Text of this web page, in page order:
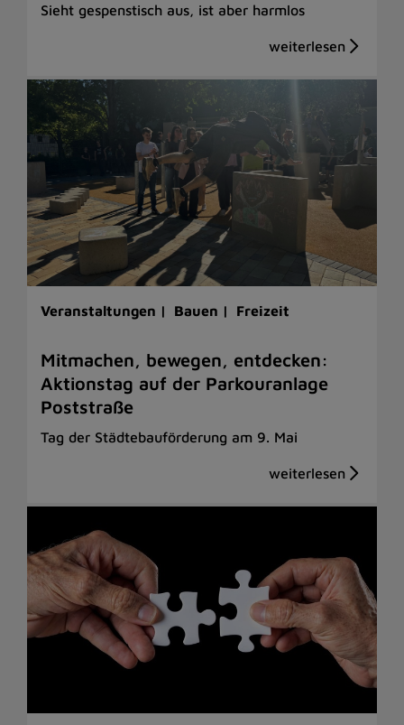
Sieht gespenstisch aus, ist aber harmlos
Veranstaltungen | Bauen | Freizeit
Mitmachen, bewegen, entdecken:
Aktionstag auf der Parkouranlage
Poststraße
Tag der Städtebauförderung am 9. Mai